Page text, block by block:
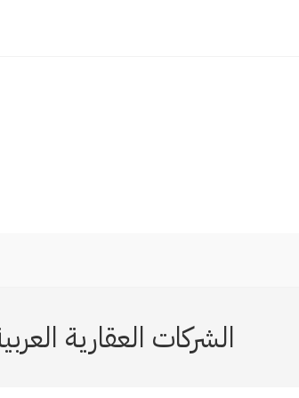
الشركات العقارية